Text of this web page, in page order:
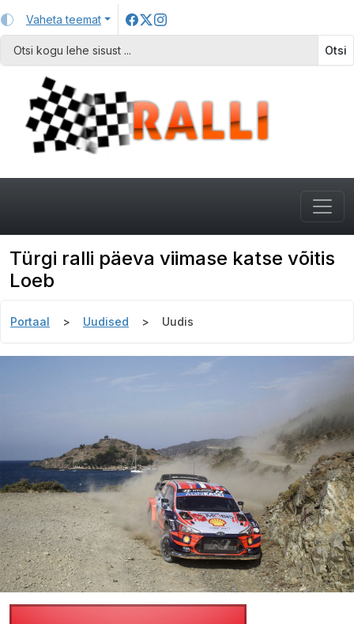
Vaheta teemat
Otsi
Türgi ralli päeva viimase katse võitis
Loeb
Portaal Uudised Uudis